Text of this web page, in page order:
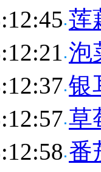
莲
泡
银
草
番